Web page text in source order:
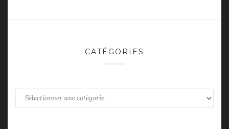
CATÉGORIES
Catégories